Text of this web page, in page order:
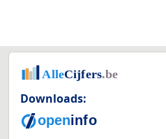
Downloads: